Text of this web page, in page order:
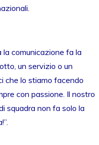
la comunicazione fa la
un servizio o un
che lo stiamo facendo
con passione. Il nostro
squadra non fa solo la